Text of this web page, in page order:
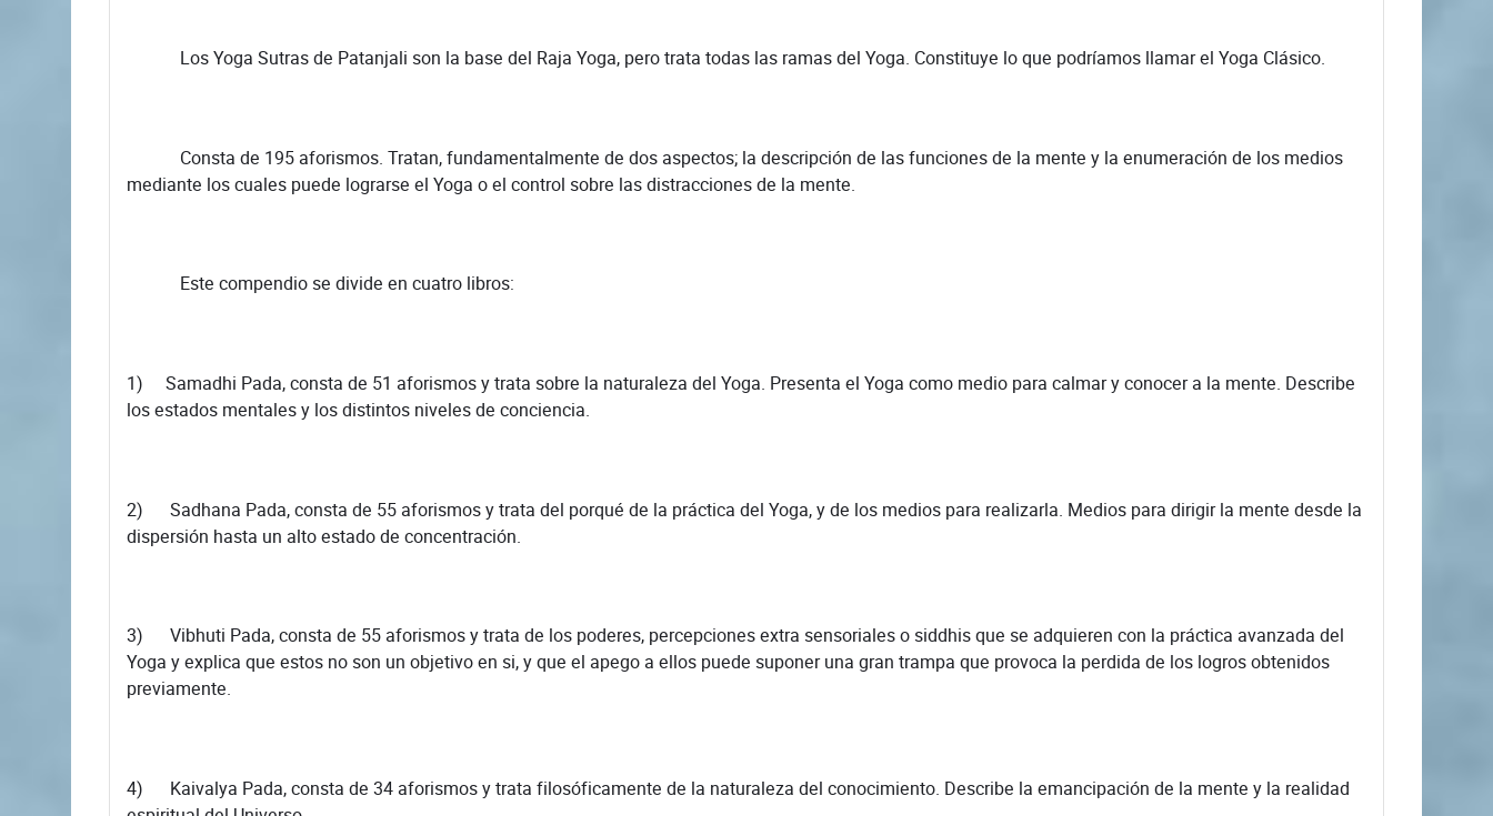
Los Yoga Sutras de Patanjali son la base del Raja Yoga, pero trata todas las ramas del Yoga. Constituye lo que podríamos llamar el Yoga Clásico.
Consta de 195 aforismos. Tratan, fundamentalmente de dos aspectos; la descripción de las funciones de la mente y la enumeración de los medios
mediante los cuales puede lograrse el Yoga o el control sobre las distracciones de la mente.
Este compendio se divide en cuatro libros:
1) Samadhi Pada, consta de 51 aforismos y trata sobre la naturaleza del Yoga. Presenta el Yoga como medio para calmar y conocer a la mente. Describe
los estados mentales y los distintos niveles de conciencia.
2) Sadhana Pada, consta de 55 aforismos y trata del porqué de la práctica del Yoga, y de los medios para realizarla. Medios para dirigir la mente desde la
dispersión hasta un alto estado de concentración.
3) Vibhuti Pada, consta de 55 aforismos y trata de los poderes, percepciones extra sensoriales o siddhis que se adquieren con la práctica avanzada del
Yoga y explica que estos no son un objetivo en si, y que el apego a ellos puede suponer una gran trampa que provoca la perdida de los logros obtenidos
previamente.
4) Kaivalya Pada, consta de 34 aforismos y trata filosóficamente de la naturaleza del conocimiento. Describe la emancipación de la mente y la realidad